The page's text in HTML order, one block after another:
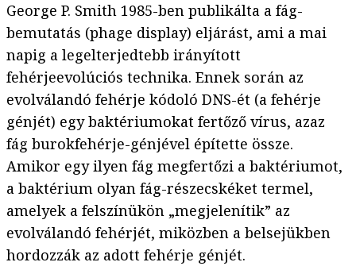
George P. Smith 1985-ben publikálta a fág-
bemutatás (phage display) eljárást, ami a mai
napig a legelterjedtebb irányított
fehérjeevolúciós technika. Ennek során az
evolválandó fehérje kódoló DNS-ét (a fehérje
génjét) egy baktériumokat fertőző vírus, azaz
fág burokfehérje-génjével építette össze.
Amikor egy ilyen fág megfertőzi a baktériumot,
a baktérium olyan fág-részecskéket termel,
amelyek a felszínükön „megjelenítik” az
evolválandó fehérjét, miközben a belsejükben
hordozzák az adott fehérje génjét.